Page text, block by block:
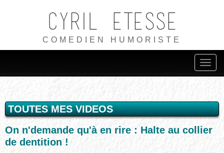
Cyril ETESSE
COMEDIEN HUMORISTE
TOUTES MES VIDEOS
On n'demande qu'à en rire : Halte au collier
de dentition !